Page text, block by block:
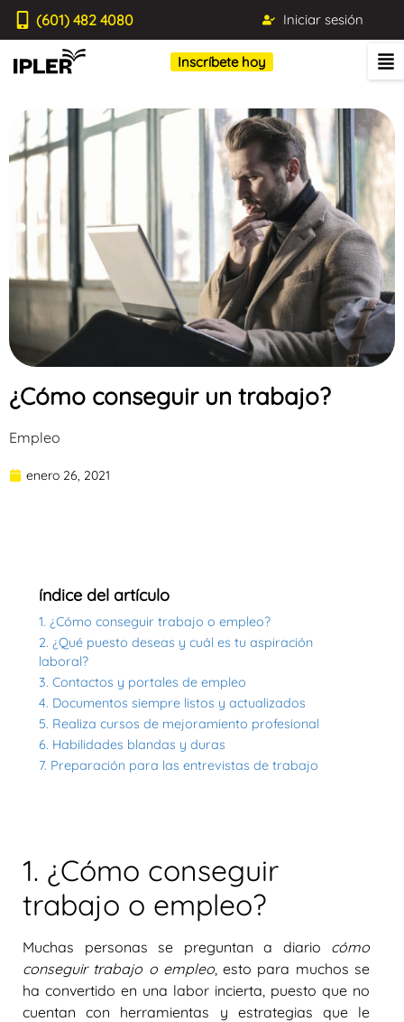
(601) 482 4080 Iniciar sesión
Inscríbete hoy
¿Cómo conseguir un trabajo?
Empleo
enero 26, 2021
índice del artículo
1. ¿Cómo conseguir trabajo o empleo?
2. ¿Qué puesto deseas y cuál es tu aspiración
laboral?
3. Contactos y portales de empleo
4. Documentos siempre listos y actualizados
5. Realiza cursos de mejoramiento profesional
6. Habilidades blandas y duras
7. Preparación para las entrevistas de trabajo
1. ¿Cómo conseguir
trabajo o empleo?
Muchas personas se preguntan a diario cómo
conseguir trabajo o empleo, esto para muchos se
ha convertido en una labor incierta, puesto que no
cuentan con herramientas y estrategias que le